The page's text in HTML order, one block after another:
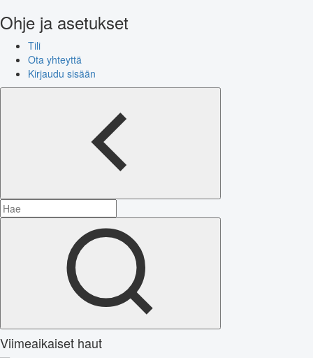
Ohje ja asetukset
Tili
Ota yhteyttä
Kirjaudu sisään
Viimeaikaiset haut